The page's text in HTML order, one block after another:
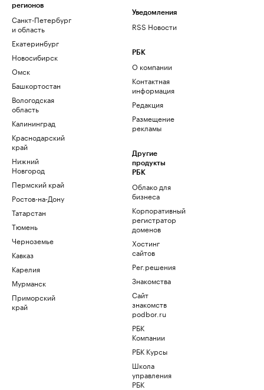
регионов
Санкт-Петербург
и область
Екатеринбург
Новосибирск
Омск
Башкортостан
Вологодская
область
Калининград
Краснодарский
край
Нижний
Новгород
Пермский край
Ростов-на-Дону
Татарстан
Тюмень
Черноземье
Кавказ
Карелия
Мурманск
Приморский
край
Уведомления
RSS Новости
РБК
О компании
Контактная
информация
Редакция
Размещение
рекламы
Другие
продукты
РБК
Облако для
бизнеса
Корпоративный
регистратор
доменов
Хостинг
сайтов
Рег.решения
Знакомства
Сайт
знакомств
podbor.ru
РБК
Компании
РБК Курсы
Школа
управления
РБК